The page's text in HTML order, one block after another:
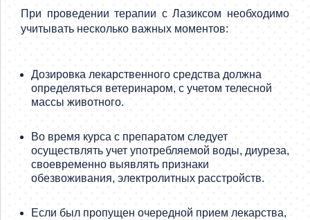
При проведении терапии с Лазиксом необходимо
учитывать несколько важных моментов:
Дозировка лекарственного средства должна
определяться ветеринаром, с учетом телесной
массы животного.
Во время курса с препаратом следует
осуществлять учет употребляемой воды, диуреза,
своевременно выявлять признаки
обезвоживания, электролитных расстройств.
Если был пропущен очередной прием лекарства,